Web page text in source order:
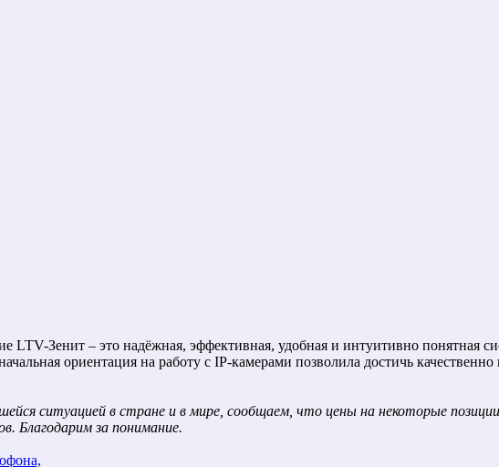
LTV-Зенит – это надёжная, эффективная, удобная и интуитивно понятная
ориентация на работу с IP-камерами позволила достичь
ситуацией в стране и в мире, сообщаем, что цены на некоторые
Благодарим за понимание.